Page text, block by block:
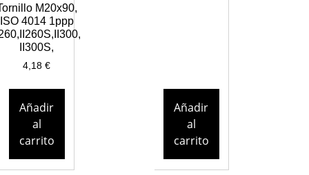
M20x90,
ISO 4014 1ppp
II300S,
4,18€
Añadir
al
carrito
Añadir
al
carrito